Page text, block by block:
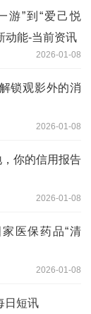
游”到“爱己悦
动能-当前资讯
2026-01-08
锁观影外的消
2026-01-08
你的信用报告
2026-01-08
医保药品“清
2026-01-08
日短讯